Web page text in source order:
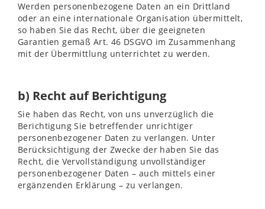
Werden personenbezogene Daten an ein Drittland
oder an eine internationale Organisation übermittelt,
so haben Sie das Recht, über die geeigneten
Garantien gemäß Art. 46 DSGVO im Zusammenhang
mit der Übermittlung unterrichtet zu werden.
b) Recht auf Berichtigung
Sie haben das Recht, von uns unverzüglich die
Berichtigung Sie betreffender unrichtiger
personenbezogener Daten zu verlangen. Unter
Berücksichtigung der Zwecke der haben Sie das
Recht, die Vervollständigung unvollständiger
personenbezogener Daten – auch mittels einer
ergänzenden Erklärung – zu verlangen.